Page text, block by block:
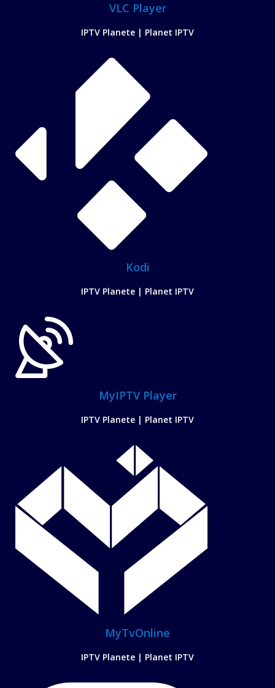
VLC Player
IPTV Planete | Planet IPTV
Kodi
IPTV Planete | Planet IPTV
MyIPTV Player
IPTV Planete | Planet IPTV
MyTvOnline
IPTV Planete | Planet IPTV